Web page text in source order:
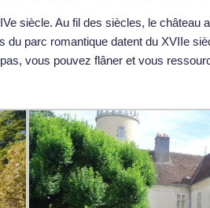
siècle. Au fil des siècles, le château
parc romantique datent du XVIIe
vous pouvez flâner et vous